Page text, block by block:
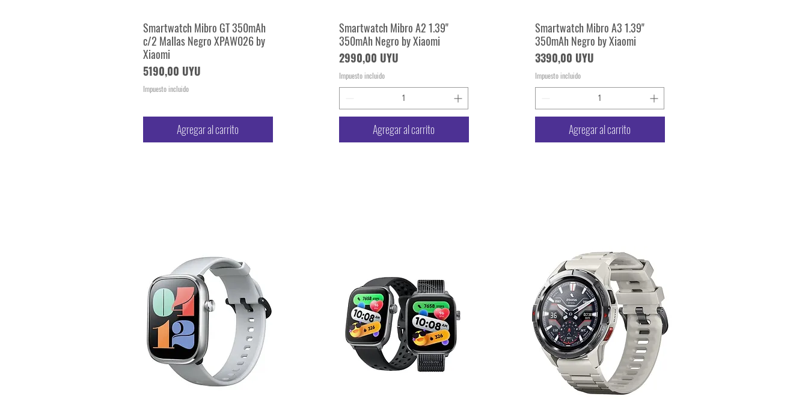
Vista rápida
Smartwatch Mibro GT 350mAh
c/2 Mallas Negro XPAW026 by
Xiaomi
Precio
5190,00 UYU
Impuesto incluido
Agregar al carrito
Vista rápida
Smartwatch Mibro A2 1.39"
350mAh Negro by Xiaomi
Precio
2990,00 UYU
Impuesto incluido
Agregar al carrito
Vista rápida
Smartwatch Mibro A3 1.39"
350mAh Negro by Xiaomi
Precio
3390,00 UYU
Impuesto incluido
Agregar al carrito